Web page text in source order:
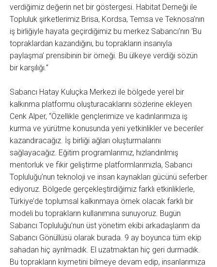
verdiğimiz değerin net bir göstergesi. Habitat Derneği ile
Topluluk şirketlerimiz Brisa, Kordsa, Temsa ve Teknosa’nın
iş birliğiyle hayata geçirdiğimiz bu merkez Sabancı’nın ‘Bu
topraklardan kazandığını, bu toprakların insanıyla
paylaşma’ prensibinin bir örneği. Bu ülkeye verdiği sözün
bir karşılığı.”
Sabancı Hatay Kuluçka Merkezi ile bölgede yerel bir
kalkınma platformu oluşturacaklarını sözlerine ekleyen
Cenk Alper, “Özellikle gençlerimize ve kadınlarımıza iş
kurma ve yürütme konusunda yeni yetkinlikler ve beceriler
kazandıracağız. İş birliği ağları oluşturmalarını
sağlayacağız. Eğitim programlarımız, hızlandırılmış
mentorluk ve fikir geliştirme platformlarımızla, Sabancı
Topluluğu’nun teknoloji ve insan kaynakları gücünü seferber
ediyoruz. Bölgede gerçekleştirdiğimiz farklı etkinliklerle,
Türkiye’de toplumsal kalkınmaya örnek olacak farklı bir
modeli bu toprakların kullanımına sunuyoruz. Bugün
Sabancı Topluluğu’nun üst yönetim ekibi arkadaşlarım da
Sabancı Gönüllüsü olarak burada. 9 ay boyunca tüm ekip
sahadan hiç ayrılmadık. El uzatmaktan hiç geri durmadık.
Bu toprakların kıymetini bilmeye devam edip, insanlarımıza